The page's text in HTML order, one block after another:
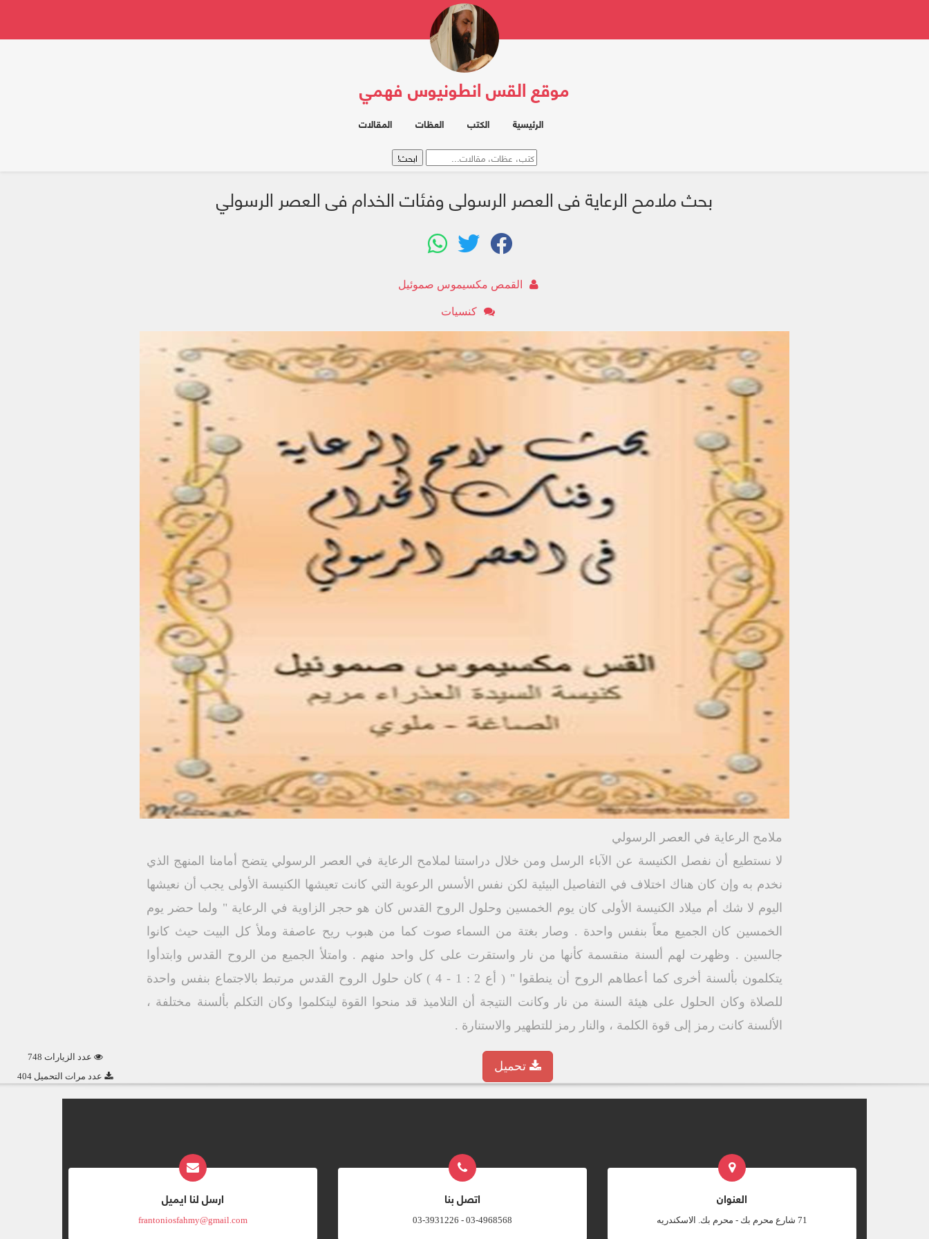
موقع القس انطونيوس فهمي
الرئيسية الكتب العظات المقالات
بحث ملامح الرعاية فى العصر الرسولى وفئات الخدام فى العصر الرسولي
القمص مكسيموس صموئيل
كنسيات
ملامح الرعاية في العصر الرسولي
لا نستطيع أن نفصل الكنيسة عن الآباء الرسل ومن خلال دراستنا لملامح الرعاية في العصر الرسولي يتضح أمامنا المنهج الذي
نخدم به وإن كان هناك اختلاف في التفاصيل البيئية لكن نفس الأسس الرعوية التي كانت تعيشها الكنيسة الأولى يجب أن نعيشها
اليوم لا شك أم ميلاد الكنيسة الأولى كان يوم الخمسين وحلول الروح القدس كان هو حجر الزاوية في الرعاية " ولما حضر يوم
الخمسين كان الجميع معاً بنفس واحدة . وصار بغتة من السماء صوت كما من هبوب ريح عاصفة وملأ كل البيت حيث كانوا
جالسين . وظهرت لهم ألسنة منقسمة كأنها من نار واستقرت على كل واحد منهم . وامتلأ الجميع من الروح القدس وابتدأوا
يتكلمون بألسنة أخرى كما أعطاهم الروح أن ينطقوا " ( أع 2 : 1 - 4 ) كان حلول الروح القدس مرتبط بالاجتماع بنفس واحدة
للصلاة وكان الحلول على هيئة السنة من نار وكانت النتيجة أن التلاميذ قد منحوا القوة ليتكلموا وكان التكلم بألسنة مختلفة ،
الألسنة كانت رمز إلى قوة الكلمة ، والنار رمز للتطهير والاستنارة .
عدد الزيارات 748
عدد مرات التحميل 404
تحميل
العنوان
‎71 شارع محرم بك - محرم بك. الاسكندريه
اتصل بنا
03-4968568 - 03-3931226
ارسل لنا ايميل
frantoniosfahmy@gmail.com